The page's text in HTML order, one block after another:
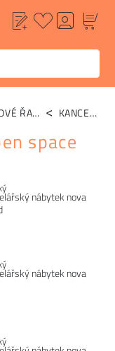
nábytek nova
nábytek nova
NÁBYTKOVÉ ŘADY KANCELÁŘSKÉ STOLY ALFA 305
space